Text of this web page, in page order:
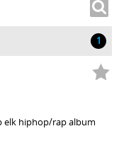
1
elk hiphop/rap album